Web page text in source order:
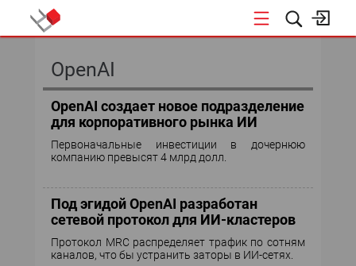
OpenAI
OpenAI создает новое подразделение
для корпоративного рынка ИИ
Первоначальные инвестиции в дочернюю
компанию превысят 4 млрд долл.
Под эгидой OpenAI разработан
сетевой протокол для ИИ-кластеров
Протокол MRC распределяет трафик по сотням
каналов, что бы устранить заторы в ИИ-сетях.